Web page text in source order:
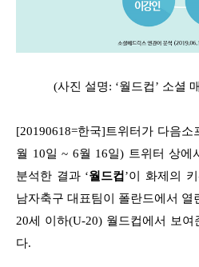
(사진 설명: ‘월드컵’ 소셜
[20190618=한국]트위터가 다음
월 10일 ~ 6월 16일) 트위터 상에
분석한 결과 ‘월드컵 ’이 화제의
남자축구 대표팀이 폴란드에서 열
20세 이하(U-20) 월드컵에서 보
다.